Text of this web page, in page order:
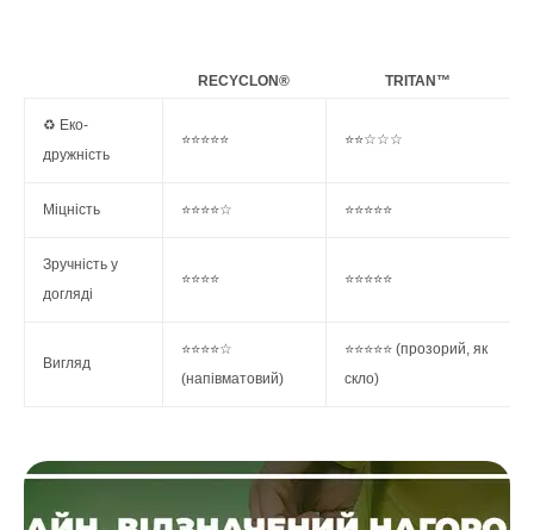
RECYCLON® TRITAN™
♻️ Еко-
дружність
⭐⭐⭐⭐⭐ ⭐⭐☆☆☆
Міцність ⭐⭐⭐⭐☆ ⭐⭐⭐⭐⭐
Зручність у
догляді
⭐⭐⭐⭐ ⭐⭐⭐⭐⭐
Вигляд
⭐⭐⭐⭐☆
(напівматовий)
⭐⭐⭐⭐⭐ (прозорий, як
скло)